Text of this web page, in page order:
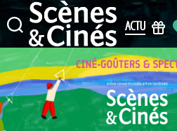
Scènes
&
Cinés